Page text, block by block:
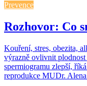
Prevence
Rozhovor: Co
Kouření, stres, obezita,
výrazně ovlivnit
spermiogramu zlepší,
reprodukce MUDr. Alena